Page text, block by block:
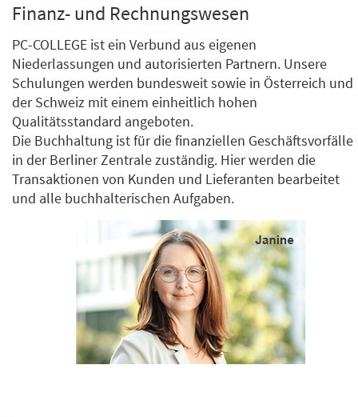
Finanz- und Rechnungswesen
PC-COLLEGE ist ein Verbund aus eigenen
Niederlassungen und autorisierten Partnern. Unsere
Schulungen werden bundesweit sowie in Österreich und
der Schweiz mit einem einheitlich hohen
Qualitätsstandard angeboten.
Die Buchhaltung ist für die finanziellen Geschäftsvorfälle
in der Berliner Zentrale zuständig. Hier werden die
Transaktionen von Kunden und Lieferanten bearbeitet
und alle buchhalterischen Aufgaben.